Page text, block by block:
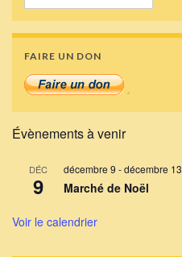
FAIRE UN DON
Évènements à venir
DÉC
9
décembre 9 -décembre 13
Marché de Noël
Voir le calendrier